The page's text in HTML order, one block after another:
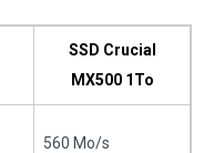
SSD Crucial
MX500 1To
560 Mo/s